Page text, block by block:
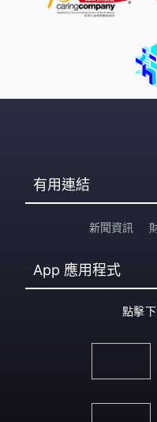
有用連結
新聞資訊
App 應用程式
點擊